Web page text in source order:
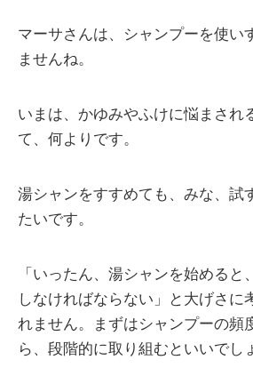
マーサさんは、シャンプーを使い
ませんね。
いまは、かゆみやふけに悩まされ
て、何よりです。
湯シャンをすすめても、みな、試
たいです。
「いったん、湯シャンを始めると
しなければならない」と大げさに
れません。まずはシャンプーの頻
ら、段階的に取り組むといいでし